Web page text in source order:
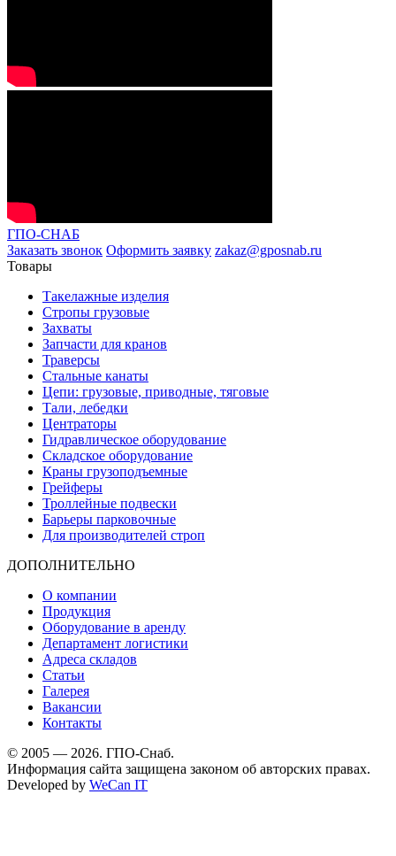
ГПО-СНАБ
Заказать звонок Оформить заявку zakaz@gposnab.ru
Товары
Такелажные изделия
Стропы грузовые
Захваты
Запчасти для кранов
Траверсы
Стальные канаты
Цепи: грузовые, приводные, тяговые
Тали, лебедки
Центраторы
Гидравлическое оборудование
Складское оборудование
Краны грузоподъемные
Грейферы
Троллейные подвески
Барьеры парковочные
Для производителей строп
ДОПОЛНИТЕЛЬНО
О компании
Продукция
Оборудование в аренду
Департамент логистики
Адреса складов
Статьи
Галерея
Вакансии
Контакты
© 2005 — 2026. ГПО-Снаб.
Информация сайта защищена законом об авторских правах.
Developed by WeCan IT